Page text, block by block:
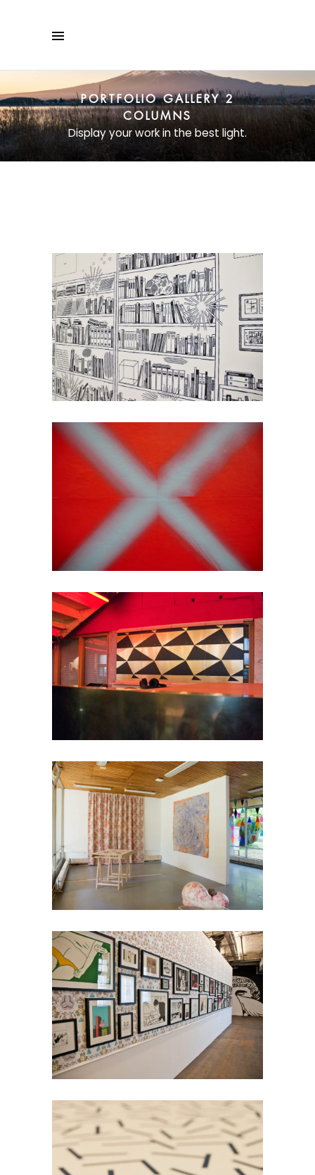
PORTFOLIO GALLERY 2
COLUMNS
Display your work in the best light.
Jochen Gerner
Impression sur-mesure
Post Gods / Last Post
création
Polyhèdre
Impression sur-mesure
Toile de Jouy, Regards
contemporains
création
Pierre La Police
Impression sur-mesure